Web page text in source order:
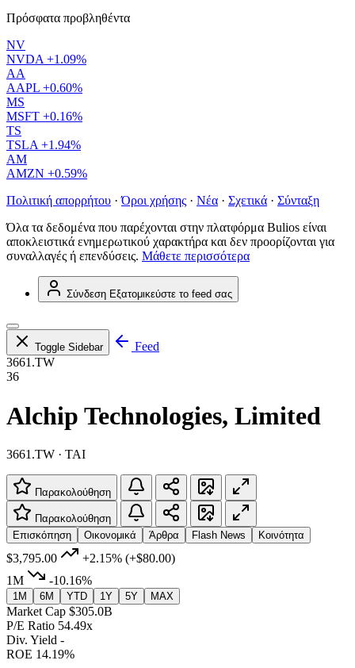
Πρόσφατα προβληθέντα
NV
NVDA +1.09%
AA
AAPL +0.60%
MS
MSFT +0.16%
TS
TSLA +1.94%
AM
AMZN +0.59%
Πολιτική απορρήτου · Όροι χρήσης · Νέα · Σχετικά · Σύνταξη
Όλα τα δεδομένα που παρέχονται στην πλατφόρμα Bulios είναι
αποκλειστικά ενημερωτικού χαρακτήρα και δεν προορίζονται για
συναλλαγές ή επενδύσεις. Μάθετε περισσότερα
Σύνδεση Εξατομικεύστε το feed σας
Toggle Sidebar
Feed
3661.TW
36
Alchip Technologies, Limited
3661.TW · TAI
Παρακολούθηση
Παρακολούθηση
Επισκόπηση
Οικονομικά Άρθρα Flash News Κοινότητα
$3,795.00 +2.15% (+$80.00)
1M
-10.16%
1M 6M YTD 1Y 5Y MAX
Market Cap $305.0B
P/E Ratio 54.49x
Div. Yield -
ROE 14.19%